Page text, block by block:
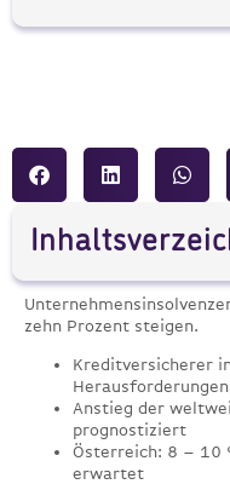
zehn Prozent steigen.
Kreditversicherer
Herausforderungen
Anstieg der
prognostiziert
Österreich: 8 – 10
erwartet